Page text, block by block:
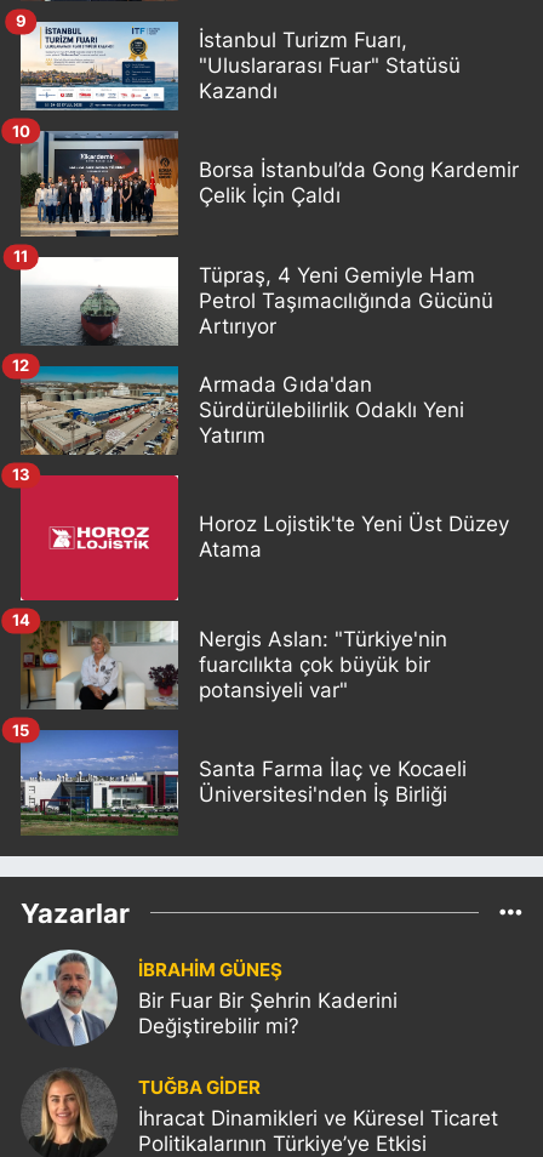
İstanbul Turizm Fuarı,
"Uluslararası Fuar" Statüsü
Kazandı
9
Borsa İstanbul’da Gong Kardemir
Çelik İçin Çaldı
10
Tüpraş, 4 Yeni Gemiyle Ham
Petrol Taşımacılığında Gücünü
Artırıyor
11
Armada Gıda'dan
Sürdürülebilirlik Odaklı Yeni
Yatırım
12
Horoz Lojistik'te Yeni Üst Düzey
Atama
13
Nergis Aslan: "Türkiye'nin
fuarcılıkta çok büyük bir
potansiyeli var"
14
Santa Farma İlaç ve Kocaeli
Üniversitesi'nden İş Birliği
15
Yazarlar
İBRAHİM GÜNEŞ
Bir Fuar Bir Şehrin Kaderini
Değiştirebilir mi?
TUĞBA GİDER
İhracat Dinamikleri ve Küresel Ticaret
Politikalarının Türkiye’ye Etkisi